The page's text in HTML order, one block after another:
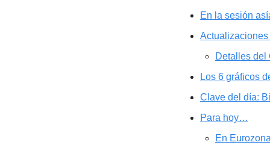
En la sesión
Detalles del
Los 6 gráficos
Clave del día:
Para hoy…
En Eurozona